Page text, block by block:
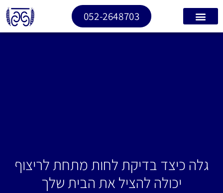
052-2648703
גלה כיצד בדיקת לחות מתחת לריצוף
יכולה להציל את הבית שלך